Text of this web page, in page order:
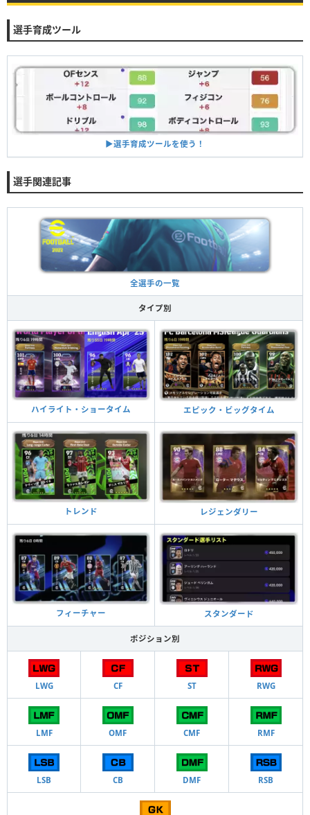
選手育成ツール
▶︎選手育成ツールを使う！
選手関連記事
全選手の一覧
タイプ別
ハイライト・ショータイム エピック・ビッグタイム
トレンド レジェンダリー
フィーチャー スタンダード
ポジション別
LWG CF ST RWG
LMF OMF CMF RMF
LSB CB DMF RSB